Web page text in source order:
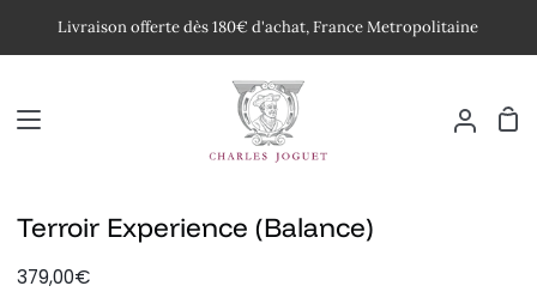
Livraison offerte dès 180€ d'achat, France Metropolitaine
Mon
Terroir Experience (Balance)
379,00€